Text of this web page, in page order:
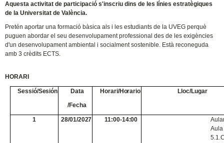
Aquesta activitat de participació s'inscriu dins de les línies estratègiques
de la Universitat de València.
Pretén aportar una formació bàsica als i les estudiants de la UVEG perquè
puguen abordar el seu desenvolupament professional des de les exigències
d'un desenvolupament ambiental i socialment sostenible. Està reconeguda
amb 3 crèdits ECTS.
HORARI
Sessió/Sesión
Data
/Fecha
Horari/Horario Lloc/Lugar
1 28/01/2027 11:00-14:00
Aula